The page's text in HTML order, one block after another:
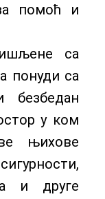
помоћ и
са
понуди са
безбедан
у ком
њихове
и друге